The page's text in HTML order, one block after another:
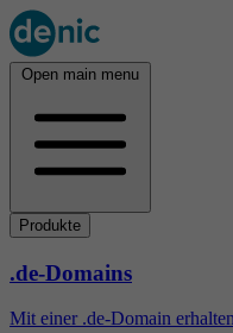
Open main menu
Produkte
.de-Domains
Mit einer .de-Domain